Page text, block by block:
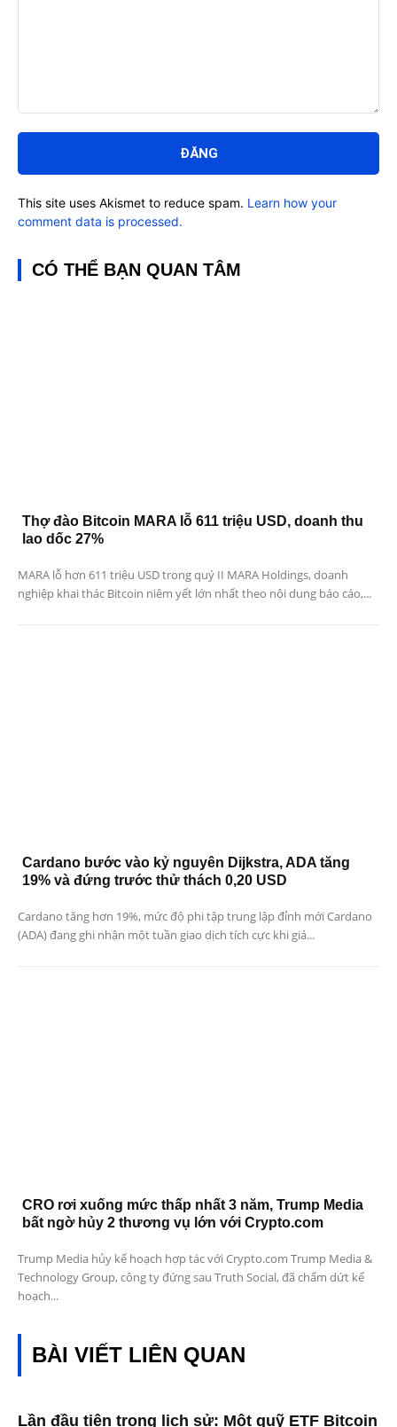
luận:
This site uses Akismet to reduce spam. Learn how your
comment data is processed.
CÓ THỂ BẠN QUAN TÂM
Thợ đào Bitcoin MARA lỗ 611 triệu USD, doanh thu
lao dốc 27%
MARA lỗ hơn 611 triệu USD trong quý II MARA Holdings, doanh
nghiệp khai thác Bitcoin niêm yết lớn nhất theo nội dung báo cáo,...
Cardano bước vào kỷ nguyên Dijkstra, ADA tăng
19% và đứng trước thử thách 0,20 USD
Cardano tăng hơn 19%, mức độ phi tập trung lập đỉnh mới Cardano
(ADA) đang ghi nhận một tuần giao dịch tích cực khi giá...
CRO rơi xuống mức thấp nhất 3 năm, Trump Media
bất ngờ hủy 2 thương vụ lớn với Crypto.com
Trump Media hủy kế hoạch hợp tác với Crypto.com Trump Media &
Technology Group, công ty đứng sau Truth Social, đã chấm dứt kế
hoạch...
BÀI VIẾT LIÊN QUAN
Lần đầu tiên trong lịch sử: Một quỹ ETF Bitcoin